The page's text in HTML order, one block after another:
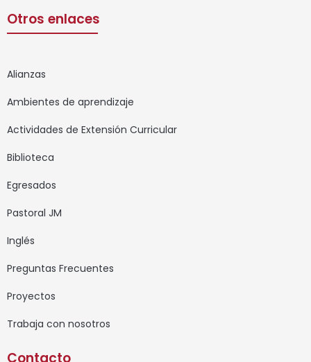
Otros enlaces
Alianzas
Ambientes de aprendizaje
Actividades de Extensión Curricular
Biblioteca
Egresados
Pastoral JM
Inglés
Preguntas Frecuentes
Proyectos
Trabaja con nosotros
Contacto